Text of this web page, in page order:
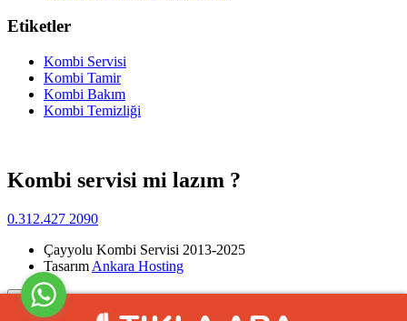
Etiketler
Kombi Servisi
Kombi Tamir
Kombi Bakım
Kombi Temizliği
Kombi servisi mi lazım ?
0.312.427 2090
Çayyolu Kombi Servisi 2013-2025
Tasarım Ankara Hosting
Yukarı